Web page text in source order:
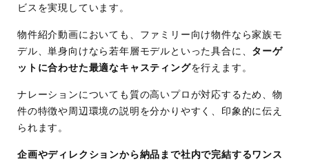
ビスを実現しています。
物件紹介動画においても、ファミリー向け物件なら家族モ
デル、単身向けなら若年層モデルといった具合に、 ターゲ
ットに合わせた最適なキャスティングを行えます。
ナレーションについても質の高いプロが対応するため、物
件の特徴や周辺環境の説明を分かりやすく、印象的に伝え
られます。
企画やディレクションから納品まで社内で完結するワンス